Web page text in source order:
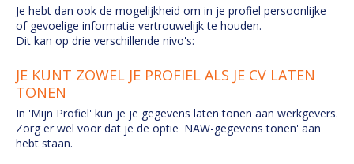
Je hebt dan ook de mogelijkheid om in je profiel persoonlijke
of gevoelige informatie vertrouwelijk te houden.
Dit kan op drie verschillende nivo's:
JE KUNT ZOWEL JE PROFIEL ALS JE CV LATEN
TONEN
In 'Mijn Profiel' kun je je gegevens laten tonen aan werkgevers.
Zorg er wel voor dat je de optie 'NAW-gegevens tonen' aan
hebt staan.